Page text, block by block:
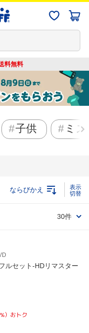
料無料
子供 ミ
ならびかえ
30件
ルセット-HDリマスター
）おトク